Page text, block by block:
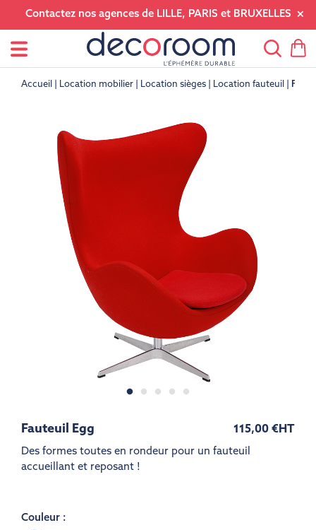
Contactez nos agences de LILLE, PARIS et BRUXELLES
Accueil Location mobilier Location sièges Location fauteuil
Fauteuil Egg 115,00 €HT
Des formes toutes en rondeur pour un fauteuil
accueillant et reposant !
Couleur :